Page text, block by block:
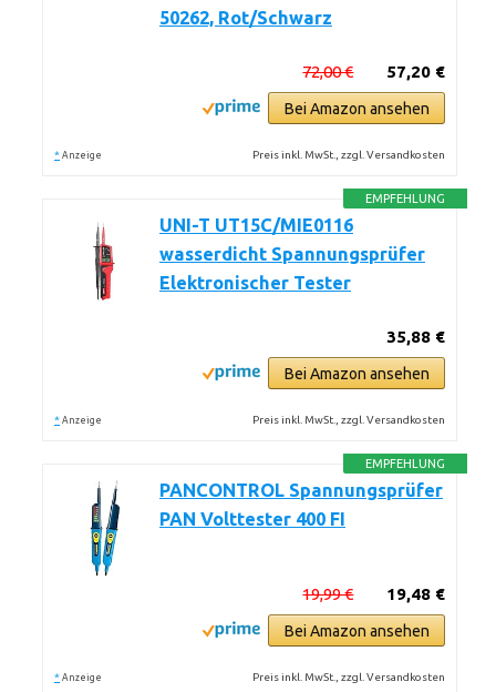
50262, Rot/Schwarz
57,20 €
72,00 €
Bei Amazon ansehen
* Anzeige Preis inkl. MwSt., zzgl. Versandkosten
EMPFEHLUNG
UNI-T UT15C/MIE0116
wasserdicht Spannungsprüfer
Elektronischer Tester
35,88 €
Bei Amazon ansehen
* Anzeige Preis inkl. MwSt., zzgl. Versandkosten
EMPFEHLUNG
PANCONTROL Spannungsprüfer
PAN Volttester 400 FI
19,48 €
19,99 €
Bei Amazon ansehen
* Anzeige Preis inkl. MwSt., zzgl. Versandkosten